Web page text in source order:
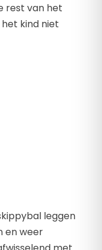
rest van het
kind niet
leggen
en weer